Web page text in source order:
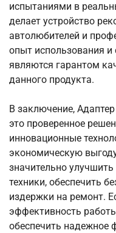
испытаниями в
делает устройство
автолюбителей и
опыт использования
являются гарантом
данного продукта.
В заключение,
это проверенное
инновационные
экономическую
значительно
техники, обеспечить
издержки на ремонт.
эффективность
обеспечить надежное